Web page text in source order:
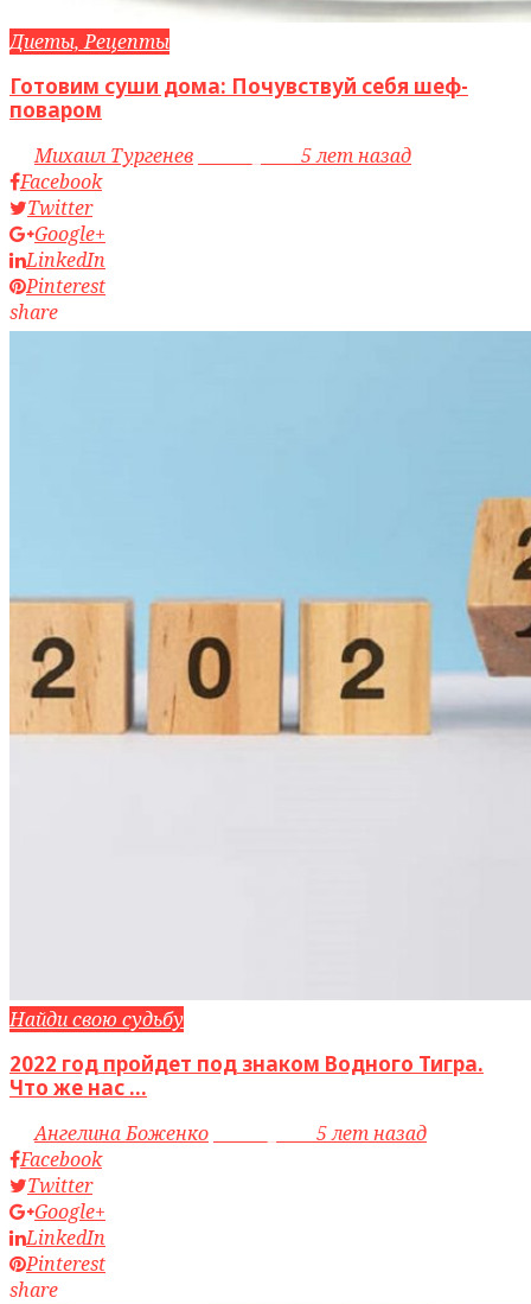
Диеты, Рецепты
Готовим суши дома: Почувствуй себя шеф-
поваром
byМихаил Тургенев
5 лет назад
Facebook
Twitter
Google+
LinkedIn
Pinterest
share
Найди свою судьбу
2022 год пройдет под знаком Водного Тигра.
Что же нас ...
byАнгелина Боженко
5 лет назад
Facebook
Twitter
Google+
LinkedIn
Pinterest
share